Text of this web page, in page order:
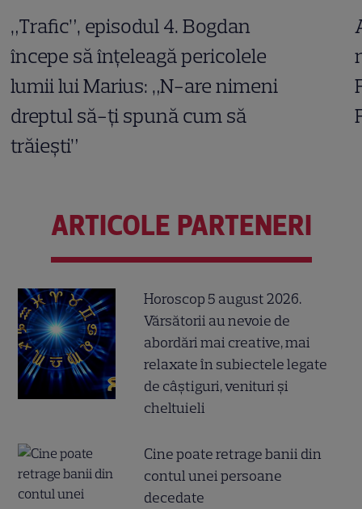
„Trafic”, episodul 4. Bogdan
începe să înțeleagă pericolele
lumii lui Marius: „N-are nimeni
dreptul să-ți spună cum să
trăiești”
ARTICOLE PARTENERI
Horoscop 5 august 2026.
Vărsătorii au nevoie de
abordări mai creative, mai
relaxate în subiectele legate
de câștiguri, venituri și
cheltuieli
Cine poate retrage banii din
contul unei persoane
decedate